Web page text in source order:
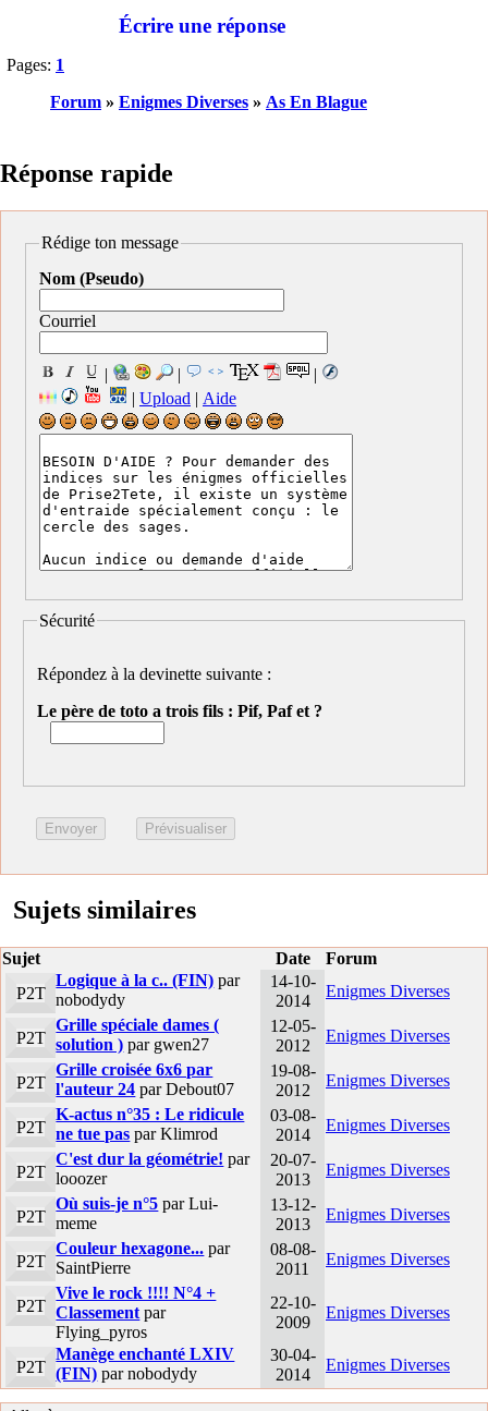
Écrire une réponse
Pages: 1
Forum » Enigmes Diverses » As En Blague
Réponse rapide
Rédige ton message
Nom (Pseudo)
Courriel
| |
|
| Upload | Aide
Sécurité
Répondez à la devinette suivante :
Le père de toto a trois fils : Pif, Paf et ?
Sujets similaires
Sujet Date
Forum
P2T
Logique à la c.. (FIN) par
nobodydy
14-10-
2014
Enigmes Diverses
P2T
Grille spéciale dames (
solution ) par gwen27
12-05-
2012
Enigmes Diverses
P2T
Grille croisée 6x6 par
l'auteur 24 par Debout07
19-08-
2012
Enigmes Diverses
P2T
K-actus n°35 : Le ridicule
ne tue pas par Klimrod
03-08-
2014
Enigmes Diverses
P2T
C'est dur la géométrie! par
looozer
20-07-
2013
Enigmes Diverses
P2T
Où suis-je n°5 par Lui-
meme
13-12-
2013
Enigmes Diverses
P2T
Couleur hexagone... par
SaintPierre
08-08-
2011
Enigmes Diverses
P2T
Vive le rock !!!! N°4 +
Classement par
Flying_pyros
22-10-
2009
Enigmes Diverses
P2T
Manège enchanté LXIV
(FIN) par nobodydy
30-04-
2014
Enigmes Diverses